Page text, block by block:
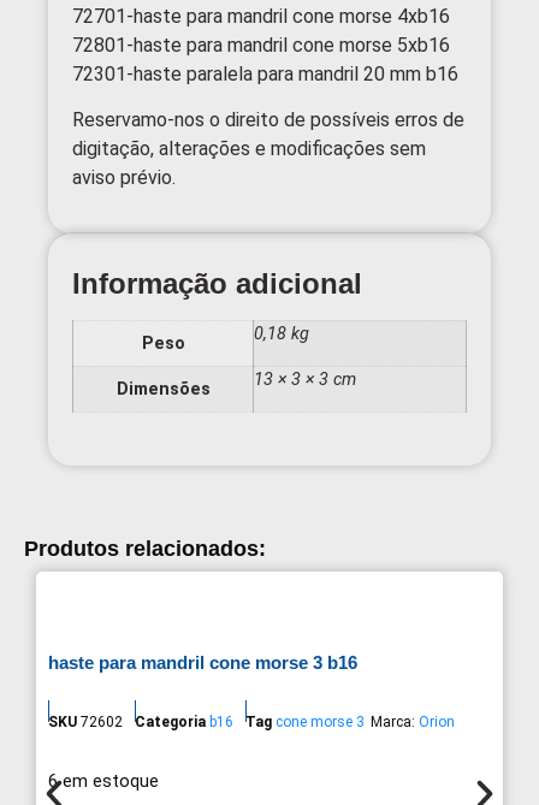
72701-haste para mandril cone morse 4xb16
72801-haste para mandril cone morse 5xb16
72301-haste paralela para mandril 20 mm b16
Reservamo-nos o direito de possíveis erros de
digitação, alterações e modificações sem
aviso prévio.
Informação adicional
Peso 0,18 kg
Dimensões 13 × 3 × 3 cm
Produtos relacionados:
haste para mandril cone morse 3 b16
SKU 72602 Categoria b16 Tag cone morse 3 Marca: Orion
6 em estoque